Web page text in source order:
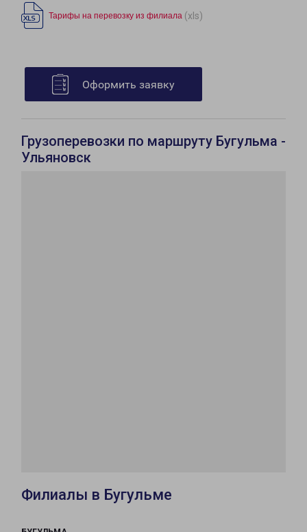
Тарифы на перевозку из филиала (xls)
Оформить заявку
Грузоперевозки по маршруту Бугульма -
Ульяновск
Филиалы в Бугульме